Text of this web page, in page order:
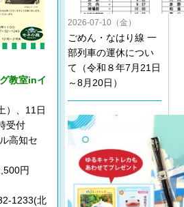
教室inイ
）、11日
受付
高知セ
円
1233(北
2026-07-10（金）
ごめん・なはり線 一
部列車の運休につい
て（令和８年7月21日
～8月20日）